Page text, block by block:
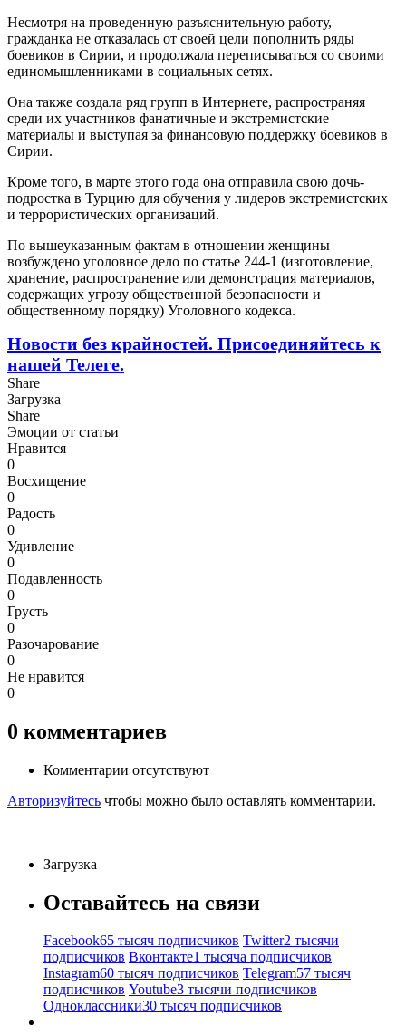
Несмотря на проведенную разъяснительную работу,
гражданка не отказалась от своей цели пополнить ряды
боевиков в Сирии, и продолжала переписываться со своими
единомышленниками в социальных сетях.
Она также создала ряд групп в Интернете, распространяя
среди их участников фанатичные и экстремистские
материалы и выступая за финансовую поддержку боевиков в
Сирии.
Кроме того, в марте этого года она отправила свою дочь-
подростка в Турцию для обучения у лидеров экстремистских
и террористических организаций.
По вышеуказанным фактам в отношении женщины
возбуждено уголовное дело по статье 244-1 (изготовление,
хранение, распространение или демонстрация материалов,
содержащих угрозу общественной безопасности и
общественному порядку) Уголовного кодекса.
Новости без крайностей. Присоединяйтесь к
нашей Телеге.
Share
Загрузка
Share
Эмоции от статьи
Нравится
0
Восхищение
0
Радость
0
Удивление
0
Подавленность
0
Грусть
0
Разочарование
0
Не нравится
0
0 комментариев
Комментарии отсутствуют
Авторизуйтесь чтобы можно было оставлять комментарии.
Загрузка
Оставайтесь на связи
Facebook65 тысяч подписчиков Twitter2 тысячи
подписчиков Вконтакте1 тысяча подписчиков
Instagram60 тысяч подписчиков Telegram57 тысяч
подписчиков Youtube3 тысячи подписчиков
Одноклассники30 тысяч подписчиков